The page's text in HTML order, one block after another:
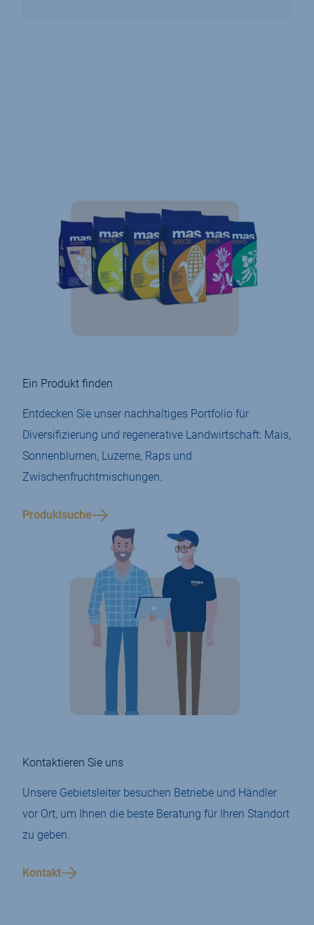
Ein Produkt finden
Entdecken Sie unser nachhaltiges Portfolio für
Diversifizierung und regenerative Landwirtschaft: Mais,
Sonnenblumen, Luzerne, Raps und
Zwischenfruchtmischungen.
Produktsuche
Kontaktieren Sie uns
Unsere Gebietsleiter besuchen Betriebe und Händler
vor Ort, um Ihnen die beste Beratung für Ihren Standort
zu geben.
Kontakt